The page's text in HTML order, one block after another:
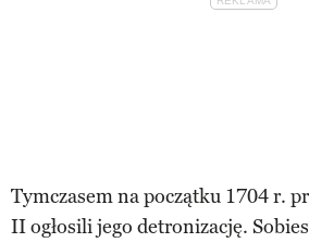
Tymczasem na początku 1704 r.
II ogłosili jego detronizację.